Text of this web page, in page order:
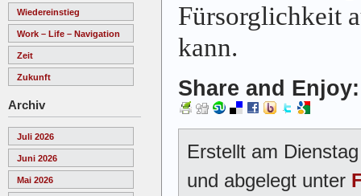
Wiedereinstieg
Work – Life – Navigation
Zeit
Zukunft
Archiv
Juli 2026
Juni 2026
Mai 2026
Fürsorglichkeit
kann.
Share and Enjoy:
Erstellt am
und abgelegt unter